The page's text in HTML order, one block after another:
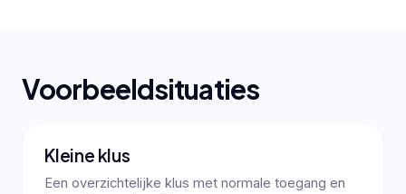
Voorbeeldsituaties
Kleine klus
Een overzichtelijke klus met normale toegang en